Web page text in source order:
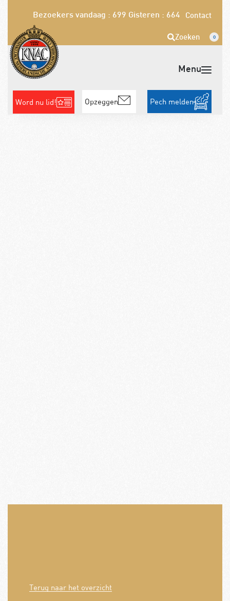
Bezoekers vandaag : 699 Gisteren : 664 Contact
Zoeken 0
Word nu lid! Opzeggen Pech melden
Terug naar het overzicht